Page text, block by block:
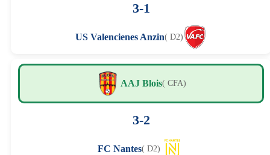
3-1
US Valencienes Anzin( D2)
AAJ Blois( CFA)
3-2
FC Nantes( D2)